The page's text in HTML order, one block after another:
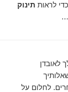
לראות תינוק
לאובדן
לחלום על